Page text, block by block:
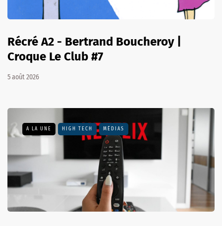
Récré A2 - Bertrand Boucheroy |
Croque Le Club #7
5 août 2026
A LA UNE HIGH TECH MÉDIAS